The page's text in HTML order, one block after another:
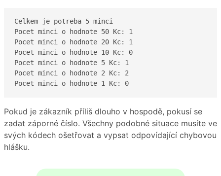
Celkem je potreba 5 minci
Pocet minci o hodnote 50 Kc: 1
Pocet minci o hodnote 20 Kc: 1
Pocet minci o hodnote 10 Kc: 0
Pocet minci o hodnote 5 Kc: 1
Pocet minci o hodnote 2 Kc: 2
Pocet minci o hodnote 1 Kc: 0
Pokud je zákazník příliš dlouho v hospodě, pokusí se
zadat záporné číslo. Všechny podobné situace musíte ve
svých kódech ošetřovat a vypsat odpovídající chybovou
hlášku.